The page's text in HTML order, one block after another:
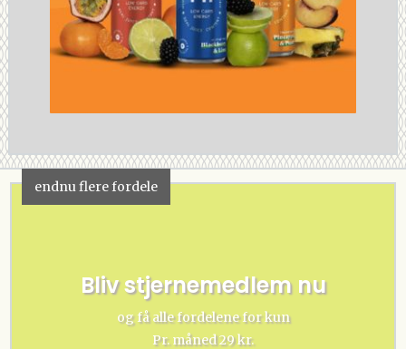
endnu flere fordele
Bliv stjernemedlem nu
og få alle fordelene for kun
Pr. måned 29 kr.